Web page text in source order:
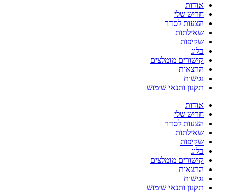
אודות
חריש שלי
הצעות לסדר
שאילתות
שקיפות
בלוג
קישורים מומלצים
הרצאות
נגישות
תקנון ותנאי שימוש
אודות
חריש שלי
הצעות לסדר
שאילתות
שקיפות
בלוג
קישורים מומלצים
הרצאות
נגישות
תקנון ותנאי שימוש